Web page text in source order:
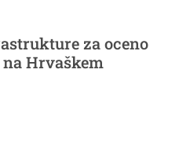
za oceno
Hrvaškem